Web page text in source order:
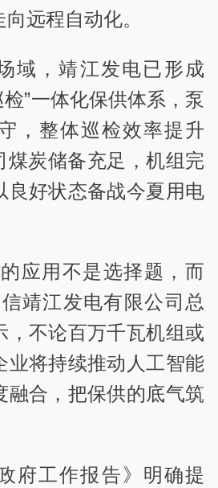
远程自动化。
域，靖江发电已形成
”一体化保供体系，泵
，整体巡检效率提升
煤炭储备充足，机组完
良好状态备战今夏用电
应用不是选择题，而
靖江发电有限公司总
，不论百万千瓦机组或
业将持续推动人工智能
融合，把保供的底气筑
府工作报告》明确提